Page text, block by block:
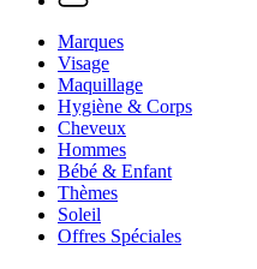
Marques
Visage
Maquillage
Hygiène & Corps
Cheveux
Hommes
Bébé & Enfant
Thèmes
Soleil
Offres Spéciales